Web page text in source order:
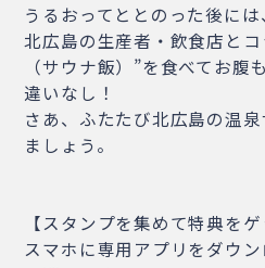
うるおってととのった後には
北広島の生産者・飲食店と
（サウナ飯）”を食べてお腹
違いなし！
さあ、ふたたび北広島の温
ましょう。
【スタンプを集めて特典をゲ
スマホに専用アプリをダウ